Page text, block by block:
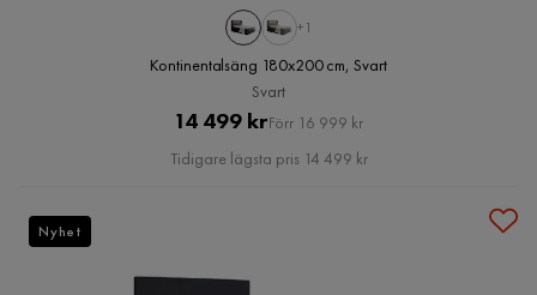
+1
Kontinentalsäng 180x200 cm, Svart
Svart
Pris
14 499 krOriginal
Pris
Förr 16 999 kr
Tidigare lägsta pris 14 499 kr
Nyhet